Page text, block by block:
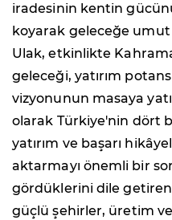
iradesinin kentin
koyarak geleceğe
Ulak, etkinlikte
geleceği, yatırım
vizyonunun masaya
olarak Türkiye'nin dört
yatırım ve başarı
aktarmayı önemli bir
gördüklerini dile
güçlü şehirler, üretim